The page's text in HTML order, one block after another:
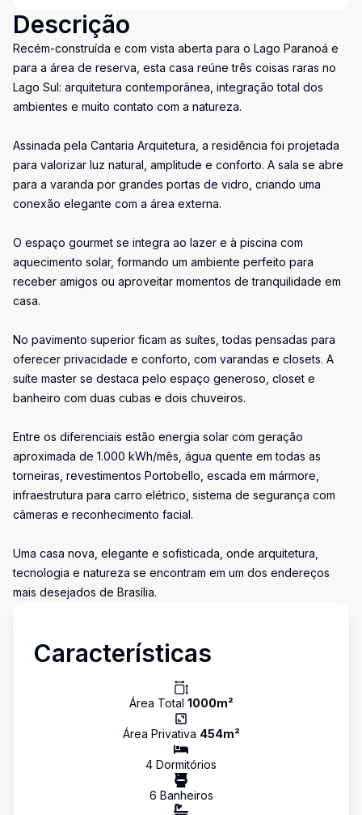
Descrição
Recém-construída e com vista aberta para o Lago Paranoá e
para a área de reserva, esta casa reúne três coisas raras no
Lago Sul: arquitetura contemporânea, integração total dos
ambientes e muito contato com a natureza.
Assinada pela Cantaria Arquitetura, a residência foi projetada
para valorizar luz natural, amplitude e conforto. A sala se abre
para a varanda por grandes portas de vidro, criando uma
conexão elegante com a área externa.
O espaço gourmet se integra ao lazer e à piscina com
aquecimento solar, formando um ambiente perfeito para
receber amigos ou aproveitar momentos de tranquilidade em
casa.
No pavimento superior ficam as suítes, todas pensadas para
oferecer privacidade e conforto, com varandas e closets. A
suíte master se destaca pelo espaço generoso, closet e
banheiro com duas cubas e dois chuveiros.
Entre os diferenciais estão energia solar com geração
aproximada de 1.000 kWh/mês, água quente em todas as
torneiras, revestimentos Portobello, escada em mármore,
infraestrutura para carro elétrico, sistema de segurança com
câmeras e reconhecimento facial.
Uma casa nova, elegante e sofisticada, onde arquitetura,
tecnologia e natureza se encontram em um dos endereços
mais desejados de Brasília.
Características
Área Total 1000m²
Área Privativa 454m²
4 Dormitórios
6 Banheiros